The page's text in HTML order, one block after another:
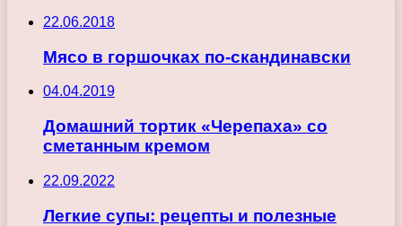
22.06.2018
Мясо в горшочках по-скандинавски
04.04.2019
Домашний тортик «Черепаха» со
сметанным кремом
22.09.2022
Легкие супы: рецепты и полезные